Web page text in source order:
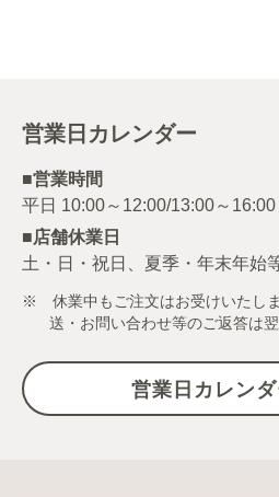
営業日カレンダー
■営業時間
■店舗休業日
土・日・祝日、夏季・年末年始
※ 休業中もご注文はお受けいたし
送・お問い合わせ等のご返答は
営業日カレン